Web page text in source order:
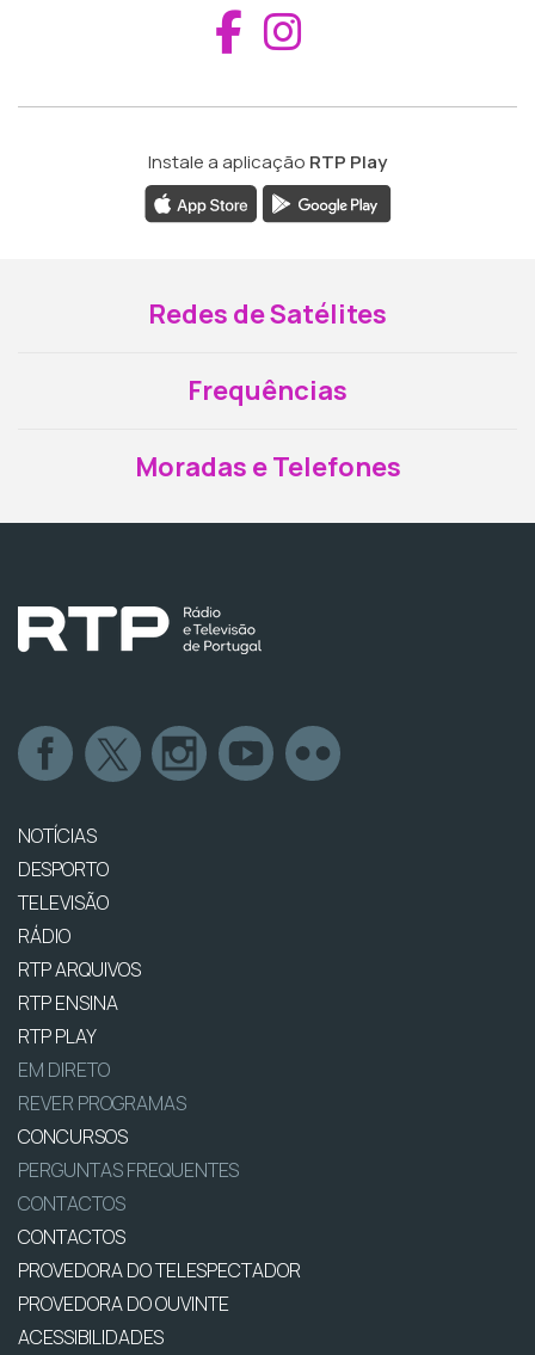
Aceder ao
Instale a aplicação RTP Play
Redes de Satélites
Frequências
Moradas e Telefones
NOTÍCIAS
DESPORTO
TELEVISÃO
RÁDIO
RTP ARQUIVOS
RTP ENSINA
RTP PLAY
EM DIRETO
REVER PROGRAMAS
CONCURSOS
PERGUNTAS FREQUENTES
CONTACTOS
CONTACTOS
PROVEDORA DO TELESPECTADOR
PROVEDORA DO OUVINTE
ACESSIBILIDADES